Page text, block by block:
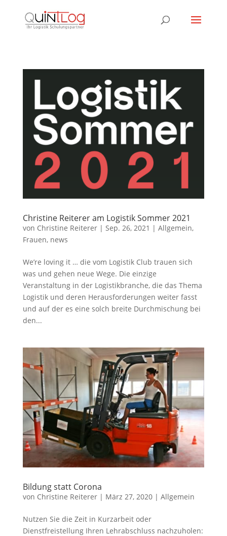
Christine Reiterer am Logistik Sommer 2021
von Christine Reiterer| Sep. 26, 2021 | Allgemein,
Frauen, news
We’re loving it … die vom Logistik Club trauen sich
was und gehen neue Wege. Die einzige
Veranstaltung in der Logistikbranche, die das Thema
Logistik und deren Herausforderungen weiter fasst
und auf der es eine solch breite Durchmischung bei
den...
Bildung statt Corona
von Christine Reiterer| März 27, 2020| Allgemein
Nutzen Sie die Zeit in Kurzarbeit oder
Dienstfreistellung Ihren Lehrabschluss nachzuholen: